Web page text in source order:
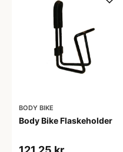
BODY BIKE
Body Bike Flaskeholder